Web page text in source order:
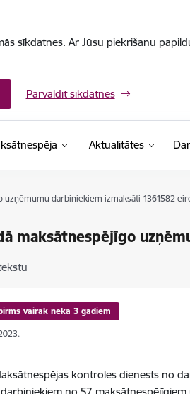
sīkdatnes. Ar Jūsu piekrišanu
Pārvaldīt sīkdatnes
Aktualitātes
uzņēmumu darbiniekiem izmaksāti 1361582
maksātnespējīgo
vairāk nekā 3 gadiem
kontroles dienests no